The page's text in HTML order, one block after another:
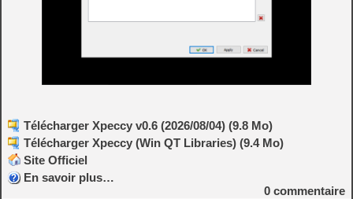
Télécharger Xpeccy v0.6 (2026/08/04) (9.8 Mo)
Télécharger Xpeccy (Win QT Libraries) (9.4 Mo)
Site Officiel
En savoir plus…
0 commentaire